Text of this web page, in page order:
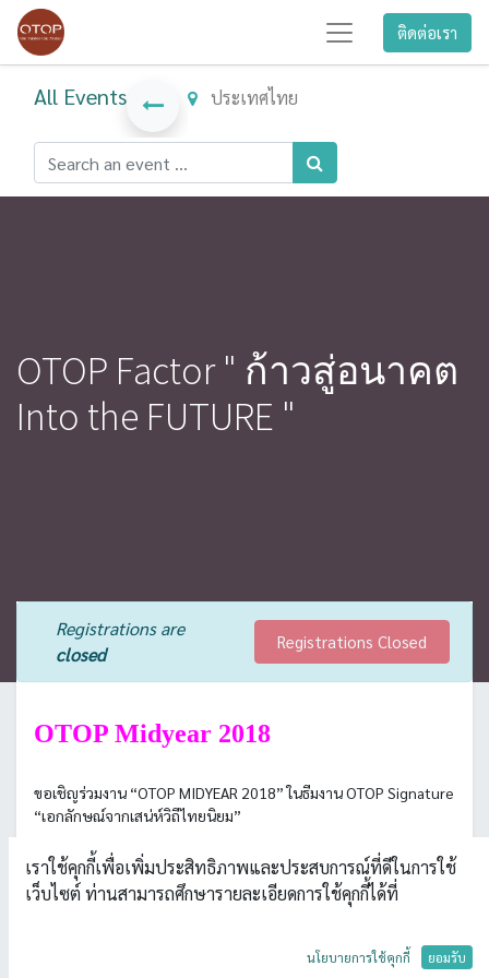
ติดต่อเรา
All Events ประเทศไทย
OTOP Factor " ก้าวสู่อนาคต
Into the FUTURE "
Registrations are
closed
Registrations Closed
OTOP Midyear 2018
ขอเชิญร่วมงาน “OTOP MIDYEAR 2018” ในธีมงาน OTOP Signature
“เอกลักษณ์จากเสน่ห์วิถีไทยนิยม”
ภายในงานนี้จะมีการคัดสรรสุดยอดผลิตภัณฑ์มากกว่า 10,000
รายการ จำนวนกว่า 2,500 ร้านค้า มาจำหน่าย โดยไฮไลท์จะอยู่ที่โซน
OTOP Signature ที่คัดเลือกสินค้าที่มีเอกลักษณ์โดดเด่นที่สุดของ 36
จ.พระนครศรีอยุธยา ชามตราไก่ จ.ลำปาง, ผ้าย้อมคราม จ.สกลนคร,
เราใช้คุกกี้เพื่อเพิ่มประสิทธิภาพและประสบการณ์ที่ดีในการใช้
เว็บไซต์ ท่านสามารถศึกษารายละเอียดการใช้คุกกี้ได้ที่
นโยบายการใช้คุกกี้ ยอมรับ